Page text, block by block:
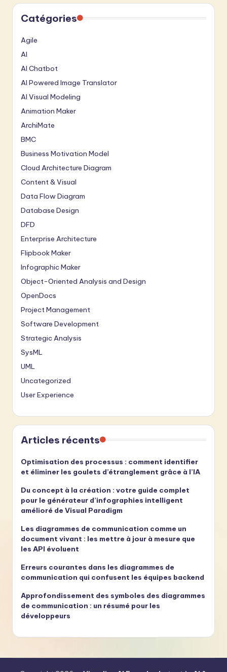
Catégories
Agile
AI
AI Chatbot
AI Powered Image Translator
AI Visual Modeling
Animation Maker
ArchiMate
BMC
Business Motivation Model
Cloud Architecture Diagram
Content & Visual
Data Flow Diagram
Database Design
DFD
Enterprise Architecture
Flipbook Maker
Infographic Maker
Object-Oriented Analysis and Design
OpenDocs
Project Management
Software Development
Strategic Analysis
SysML
UML
Uncategorized
User Experience
Articles récents
Optimisation des processus : comment identifier
et éliminer les goulets d’étranglement grâce à l’IA
Du concept à la création : votre guide complet
pour le générateur d’infographies intelligent
amélioré de Visual Paradigm
Les diagrammes de communication comme un
document vivant : les mettre à jour à mesure que
les API évoluent
Erreurs courantes dans les diagrammes de
communication qui confusent les équipes backend
Approfondissement des symboles des diagrammes
de communication : un résumé pour les
développeurs